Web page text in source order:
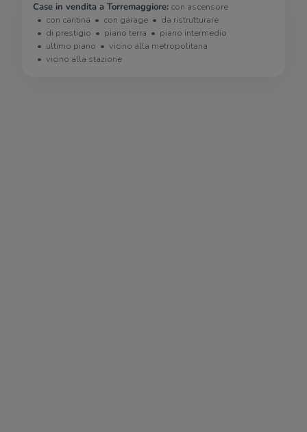
Case in vendita a Torremaggiore: con ascensore
con cantina
con garage
da ristrutturare
di prestigio
piano terra
piano intermedio
ultimo piano
vicino alla metropolitana
vicino alla stazione